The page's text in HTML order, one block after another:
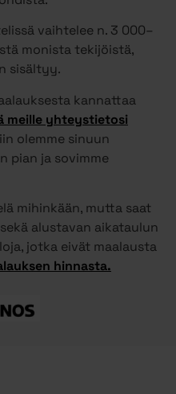
vaihtelee n. 3 000–
monista tekijöistä,
sisältyy.
kannattaa
meille yhteystietosi
olemme sinuun
pian ja sovimme
mihinkään, mutta saat
alustavan aikataulun
jotka eivät maalausta
hinnasta.